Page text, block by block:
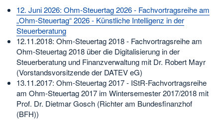
12. Juni 2026: Ohm-Steuertag 2026 - Fachvortragsreihe am
„Ohm-Steuertag“ 2026 - Künstliche Intelligenz in der
Steuerberatung
12.11.2018: Ohm-Steuertag 2018 - Fachvortragsreihe am
Ohm-Steuertag 2018 über die Digitalisierung in der
Steuerberatung und Finanzverwaltung mit Dr. Robert Mayr
(Vorstandsvorsitzende der DATEV eG)
13.11.2017: Ohm-Steuertag 2017 - IStR-Fachvortragsreihe
am Ohm-Steuertag 2017 im Wintersemester 2017/2018 mit
Prof. Dr. Dietmar Gosch (Richter am Bundesfinanzhof
(BFH))